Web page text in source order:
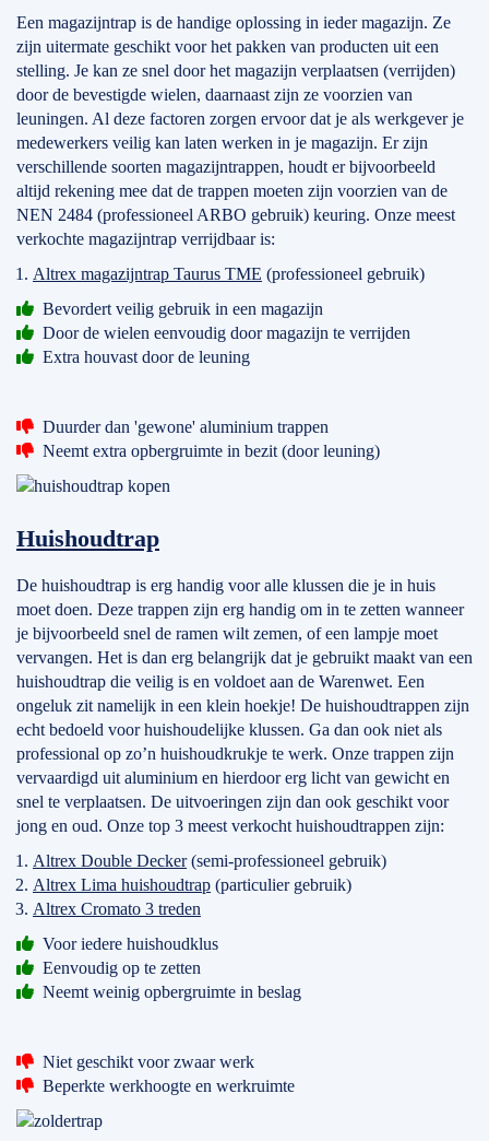
Een magazijntrap is de handige oplossing in ieder magazijn. Ze
zijn uitermate geschikt voor het pakken van producten uit een
stelling. Je kan ze snel door het magazijn verplaatsen (verrijden)
door de bevestigde wielen, daarnaast zijn ze voorzien van
leuningen. Al deze factoren zorgen ervoor dat je als werkgever je
medewerkers veilig kan laten werken in je magazijn. Er zijn
verschillende soorten magazijntrappen, houdt er bijvoorbeeld
altijd rekening mee dat de trappen moeten zijn voorzien van de
NEN 2484 (professioneel ARBO gebruik) keuring. Onze meest
verkochte magazijntrap verrijdbaar is:
Altrex magazijntrap Taurus TME (professioneel gebruik)
Bevordert veilig gebruik in een magazijn
Door de wielen eenvoudig door magazijn te verrijden
Extra houvast door de leuning
Duurder dan 'gewone' aluminium trappen
Neemt extra opbergruimte in bezit (door leuning)
Huishoudtrap
De huishoudtrap is erg handig voor alle klussen die je in huis
moet doen. Deze trappen zijn erg handig om in te zetten wanneer
je bijvoorbeeld snel de ramen wilt zemen, of een lampje moet
vervangen. Het is dan erg belangrijk dat je gebruikt maakt van een
huishoudtrap die veilig is en voldoet aan de Warenwet. Een
ongeluk zit namelijk in een klein hoekje! De huishoudtrappen zijn
echt bedoeld voor huishoudelijke klussen. Ga dan ook niet als
professional op zo’n huishoudkrukje te werk. Onze trappen zijn
vervaardigd uit aluminium en hierdoor erg licht van gewicht en
snel te verplaatsen. De uitvoeringen zijn dan ook geschikt voor
jong en oud. Onze top 3 meest verkocht huishoudtrappen zijn:
Altrex Double Decker(semi-professioneel gebruik)
Altrex Lima huishoudtrap (particulier gebruik)
Altrex Cromato 3 treden
Voor iedere huishoudklus
Eenvoudig op te zetten
Neemt weinig opbergruimte in beslag
Niet geschikt voor zwaar werk
Beperkte werkhoogte en werkruimte